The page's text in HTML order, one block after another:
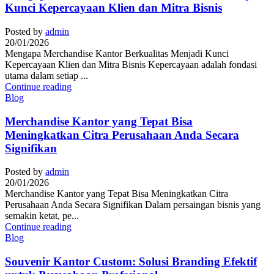
Kunci Kepercayaan Klien dan Mitra Bisnis
Posted by admin
20/01/2026
Mengapa Merchandise Kantor Berkualitas Menjadi Kunci
Kepercayaan Klien dan Mitra Bisnis Kepercayaan adalah fondasi
utama dalam setiap ...
Continue reading
Blog
Merchandise Kantor yang Tepat Bisa
Meningkatkan Citra Perusahaan Anda Secara
Signifikan
Posted by admin
20/01/2026
Merchandise Kantor yang Tepat Bisa Meningkatkan Citra
Perusahaan Anda Secara Signifikan Dalam persaingan bisnis yang
semakin ketat, pe...
Continue reading
Blog
Souvenir Kantor Custom: Solusi Branding Efektif